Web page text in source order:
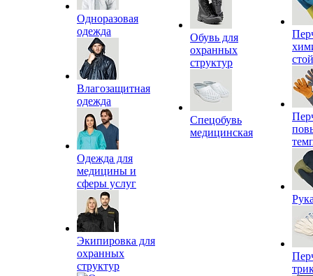
Одноразовая
одежда
Влагозащитная
одежда
Одежда для
медицины и
сферы услуг
Экипировка для
охранных
структур
Обувь для
охранных
структур
Спецобувь
медицинская